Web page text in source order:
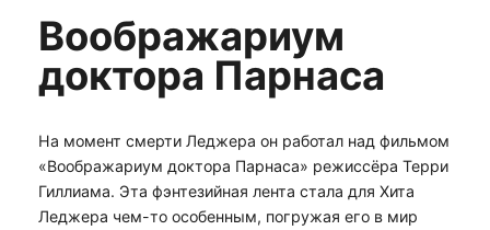
Воображариум
доктора Парнаса
На момент смерти Леджера он работал над фильмом
«Воображариум доктора Парнаса» режиссёра Терри
Гиллиама. Эта фэнтезийная лента стала для Хита
Леджера чем-то особенным, погружая его в мир